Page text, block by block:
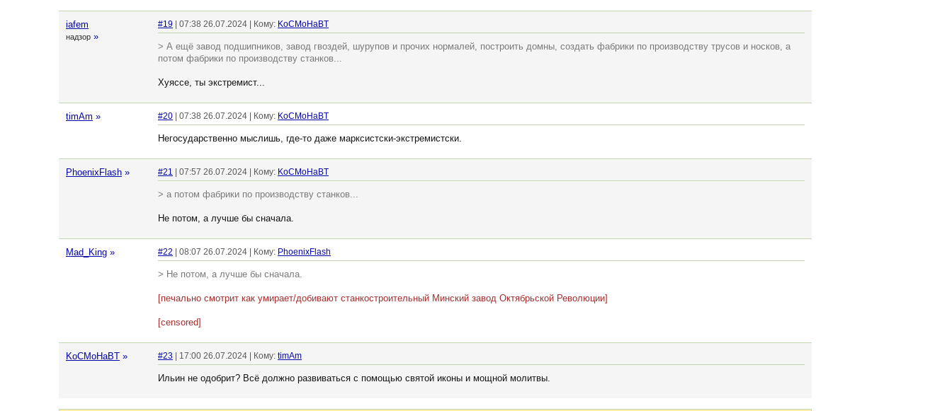
iafem
надзор »
#19 | 07:38 26.07.2024 | Кому: KoCMoHaBT
> А ещё завод подшипников, завод гвоздей, шурупов и прочих нормалей, построить домны, создать фабрики по производству трусов и носков, а
потом фабрики по производству станков...
Хуяссе, ты экстремист...
timAm » #20 | 07:38 26.07.2024 | Кому: KoCMoHaBT
Негосударственно мыслишь, где-то даже марксистски-экстремистски.
PhoenixFlash » #21 | 07:57 26.07.2024 | Кому: KoCMoHaBT
> а потом фабрики по производству станков...
Не потом, а лучше бы сначала.
Mad_King » #22 | 08:07 26.07.2024 | Кому: PhoenixFlash
> Не потом, а лучше бы сначала.
[печально смотрит как умирает/добивают станкостроительный Минский завод Октябрьской Революции]
[censored]
KoCMoHaBT » #23 | 17:00 26.07.2024 | Кому: timAm
Ильин не одобрит? Всё должно развиваться с помощью святой иконы и мощной молитвы.